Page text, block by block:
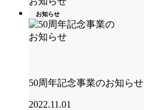
お知らせ
50周年記念事業のお知らせ
2022.11.01